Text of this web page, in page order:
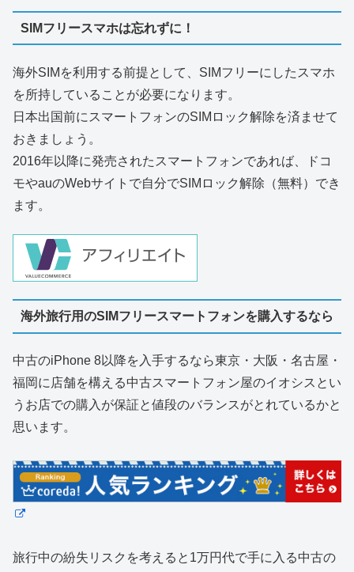
SIMフリースマホは忘れずに！
海外SIMを利用する前提として、SIMフリーにしたスマホ
を所持していることが必要になります。
日本出国前にスマートフォンのSIMロック解除を済ませて
おきましょう。
2016年以降に発売されたスマートフォンであれば、ドコ
モやauのWebサイトで自分でSIMロック解除（無料）でき
ます。
海外旅行用のSIMフリースマートフォンを購入するなら
中古のiPhone 8以降を入手するなら東京・大阪・名古屋・
福岡に店舗を構える中古スマートフォン屋のイオシスとい
うお店での購入が保証と値段のバランスがとれているかと
思います。
旅行中の紛失リスクを考えると1万円代で手に入る中古の